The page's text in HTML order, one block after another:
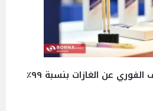
إيران توطّن تقنية الكشف الفوري عن الغازات بنسبة ٩٩٪